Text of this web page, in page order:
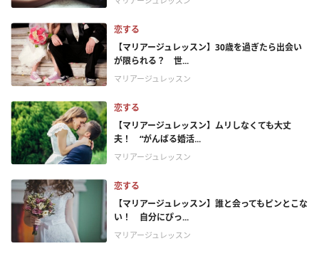
恋する
【マリアージュレッスン】30歳を過ぎたら出会い
が限られる？ 世...
マリアージュレッスン
恋する
【マリアージュレッスン】ムリしなくても大丈
夫！ “がんばる婚活...
マリアージュレッスン
恋する
【マリアージュレッスン】誰と会ってもピンとこな
い！ 自分にぴっ...
マリアージュレッスン